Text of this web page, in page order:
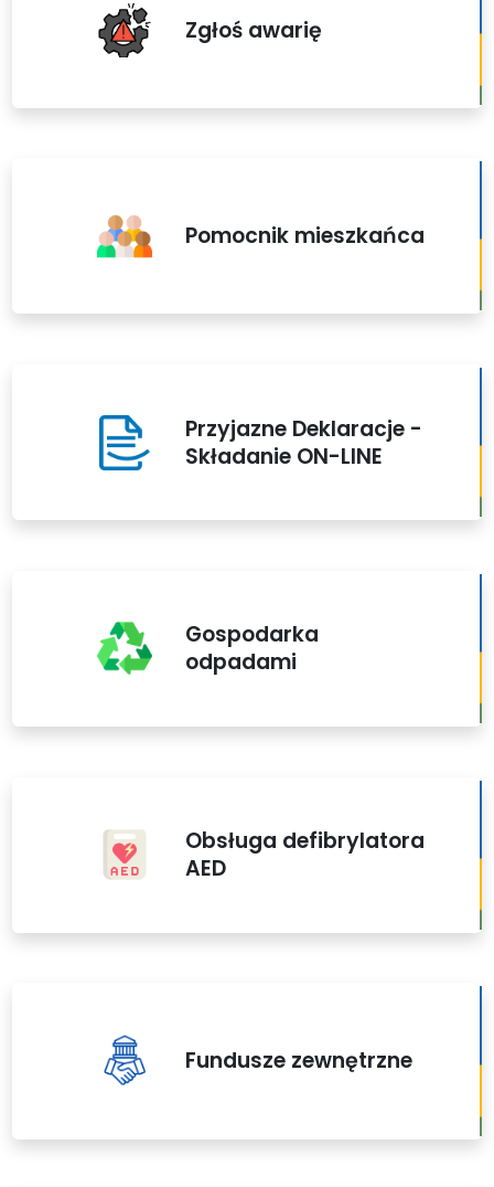
Zgłoś awarię
Pomocnik mieszkańca
Przyjazne Deklaracje -
Składanie ON-LINE
Gospodarka
odpadami
Obsługa defibrylatora
AED
Fundusze zewnętrzne